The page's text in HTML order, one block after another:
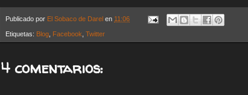
Publicado por El Sobaco de Darel en 11:06
Etiquetas: Blog Facebook Twitter
4 comentarios: